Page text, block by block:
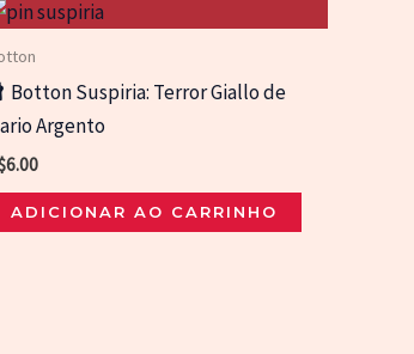
Botton Suspiria: Terror Giallo de
Argento
6.00
ADICIONAR AO CARRINHO